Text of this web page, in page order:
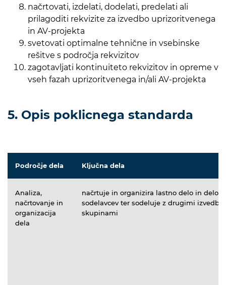
načrtovati, izdelati, dodelati, predelati ali
prilagoditi rekvizite za izvedbo uprizoritvenega
in AV-projekta
svetovati optimalne tehnične in vsebinske
rešitve s področja rekvizitov
zagotavljati kontinuiteto rekvizitov in opreme v
vseh fazah uprizoritvenega in/ali AV-projekta
5. Opis poklicnega standarda
Področje dela Ključna dela
Analiza,
načrtovanje in
organizacija
dela
načrtuje in organizira lastno delo in delo
sodelavcev ter sodeluje z drugimi
skupinami